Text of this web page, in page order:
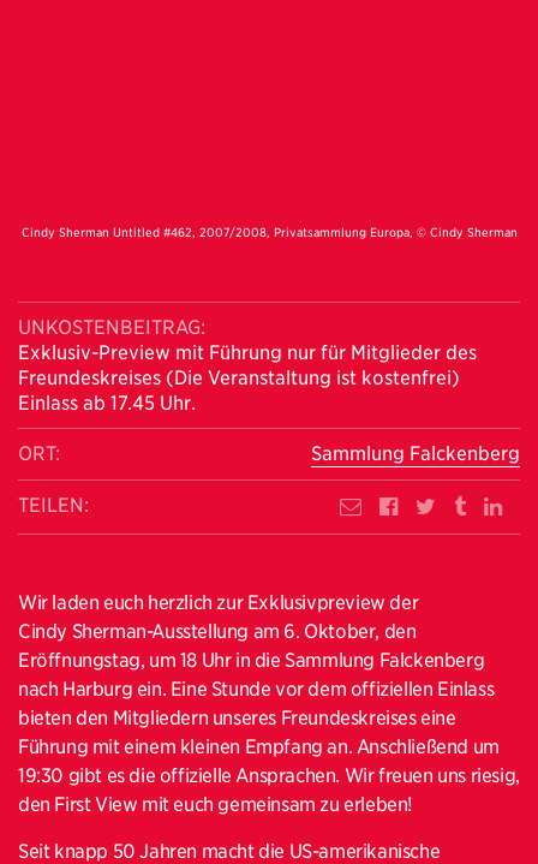
Cindy Sherman Untitled #462, 2007/2008, Privatsammlung Europa, © Cindy Sherman
UNKOSTENBEITRAG:
Exklusiv-Preview mit Führung nur für Mitglieder des
Freundeskreises (Die Veranstaltung ist kostenfrei)
Einlass ab 17.45 Uhr.
ORT: Sammlung Falckenberg
TEILEN:
Wir laden euch herzlich zur Exklusivpreview der
Cindy Sherman-Ausstellung am 6. Oktober, den
Eröffnungstag, um 18 Uhr in die Sammlung Falckenberg
nach Harburg ein. Eine Stunde vor dem offiziellen Einlass
bieten den Mitgliedern unseres Freundeskreises eine
Führung mit einem kleinen Empfang an. Anschließend um
19:30 gibt es die offizielle Ansprachen. Wir freuen uns riesig,
den First View mit euch gemeinsam zu erleben!
Seit knapp 50 Jahren macht die US-amerikanische